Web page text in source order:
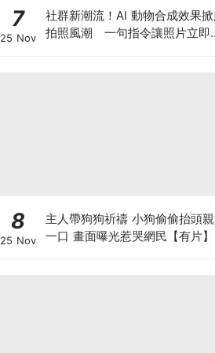
7
25 Nov
社群新潮流！AI 動物合成效果
拍照風潮 一句指令讓照片立即
8
25 Nov
主人帶狗狗祈禱 小狗偷偷抬頭
一口 畫面曝光惹哭網民【有片】